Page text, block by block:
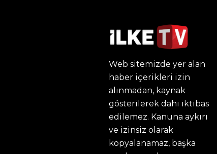
Web sitemizde yer alan
haber içerikleri izin
alınmadan, kaynak
gösterilerek dahi iktibas
edilemez. Kanuna aykırı
ve izinsiz olarak
kopyalanamaz, başka